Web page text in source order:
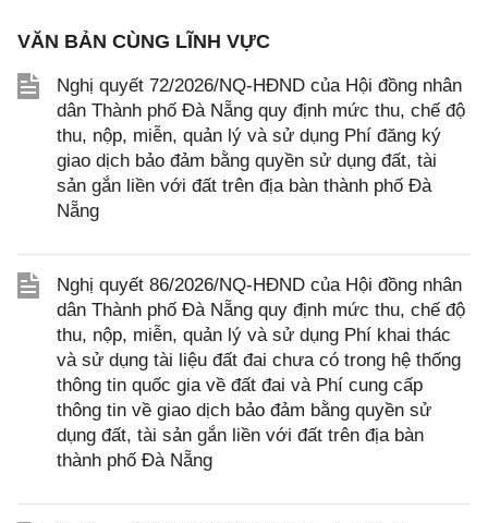
VĂN BẢN CÙNG LĨNH VỰC
Nghị quyết 72/2026/NQ-HĐND của Hội đồng nhân
dân Thành phố Đà Nẵng quy định mức thu, chế độ
thu, nộp, miễn, quản lý và sử dụng Phí đăng ký
giao dịch bảo đảm bằng quyền sử dụng đất, tài
sản gắn liền với đất trên địa bàn thành phố Đà
Nẵng
Nghị quyết 86/2026/NQ-HĐND của Hội đồng nhân
dân Thành phố Đà Nẵng quy định mức thu, chế độ
thu, nộp, miễn, quản lý và sử dụng Phí khai thác
và sử dụng tài liệu đất đai chưa có trong hệ thống
thông tin quốc gia về đất đai và Phí cung cấp
thông tin về giao dịch bảo đảm bằng quyền sử
dụng đất, tài sản gắn liền với đất trên địa bàn
thành phố Đà Nẵng